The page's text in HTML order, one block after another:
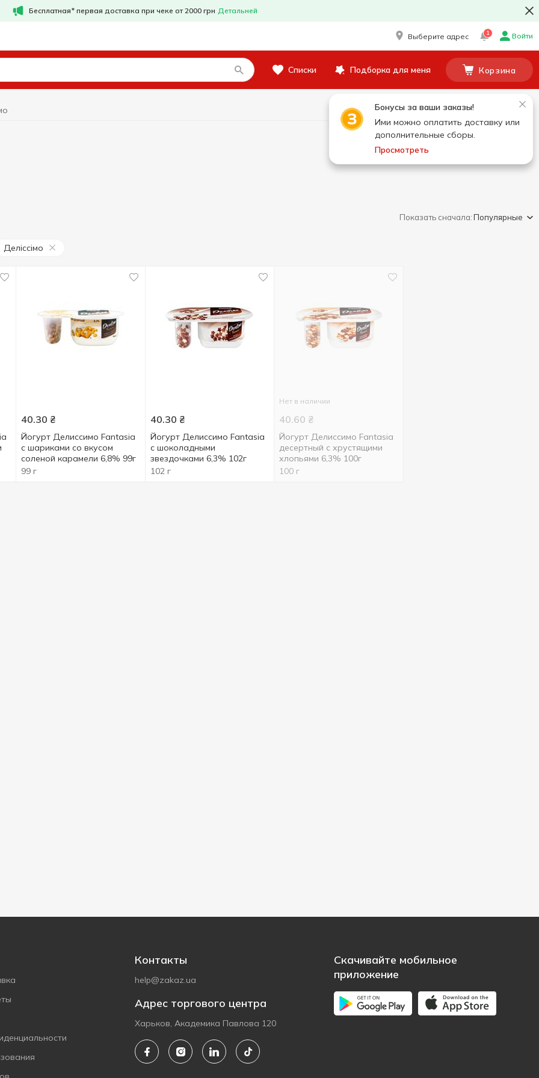
Бесплатная* первая доставка при чеке от 2000 грн Детальней
Выберите адрес 1 Войти
Списки Подборка для меня Корзина
Бонусы за ваши заказы!
Ими можно оплатить доставку или
дополнительные сборы.
Просмотреть
Показать сначала:Популярные
Деліссімо
40.30 ₴
Йогурт Делиссимо Fantasia
с шариками со вкусом
соленой карамели 6,8% 99г
99 г
40.30 ₴
Йогурт Делиссимо Fantasia
с шоколадными
звездочками 6,3% 102г
102 г
Нет в наличии
40.60 ₴
Йогурт Делиссимо Fantasia
десертный с хрустящими
хлопьями 6,3% 100г
100 г
Контакты
help@zakaz.ua
Адрес торгового центра
Харьков, Академика Павлова 120
Скачивайте мобильное
приложение